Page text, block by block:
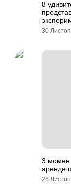
8
30
3
аренде
26